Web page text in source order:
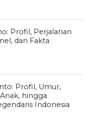
Profil, Perjalanan
dan Fakta
Profil, Umur,
hingga
Indonesia